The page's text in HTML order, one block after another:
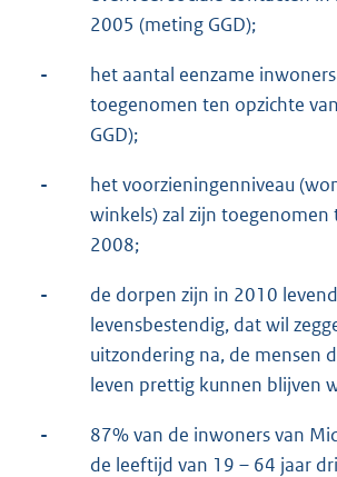
2005 (meting GGD);
-
het aantal eenzame
toegenomen ten opzichte
GGD);
-
het voorzieningenniveau
winkels) zal zijn toegenomen
2008;
-
de dorpen zijn in 2010
levensbestendig, dat wil
uitzondering na, de mensen
leven prettig kunnen blijven
-
87% van de inwoners van
de leeftijd van 19 – 64 jaar